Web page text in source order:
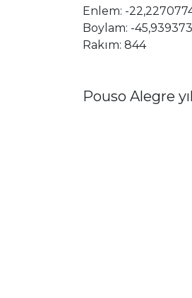
Enlem: -
Boylam: -
Rakım: 844
Pouso Alegre